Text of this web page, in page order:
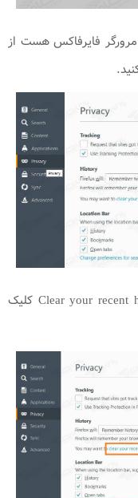
فایرفاکس هست از
از داخل منوی Privacy روی گزینه‌ی Clear your recent history کلیک